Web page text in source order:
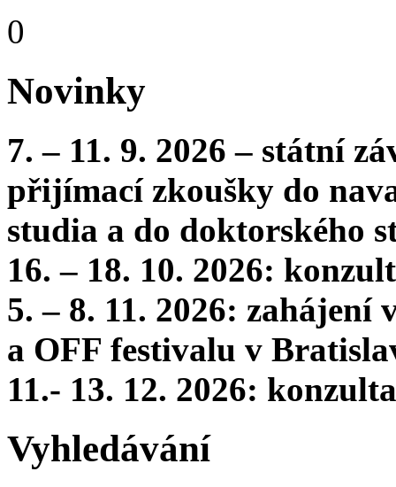
0
Novinky
7. – 11. 9. 2026 – státní
přijímací zkoušky do
studia a do doktorského
16. – 18. 10. 2026:
5. – 8. 11. 2026:
a OFF festivalu v
11.- 13. 12. 2026:
Vyhledávání